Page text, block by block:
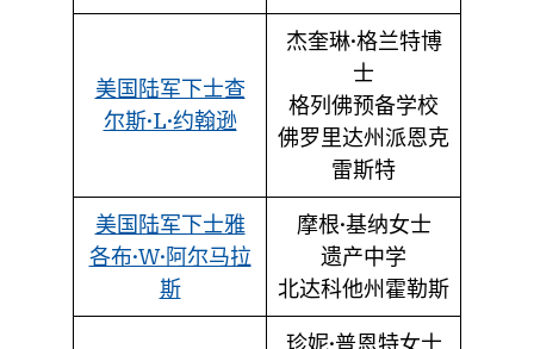
美国陆军下士查
尔斯·L·约翰逊
杰奎琳·格兰特博
士
格列佛预备学校
佛罗里达州派恩克
雷斯特
美国陆军下士雅
各布·W·阿尔马拉
斯
摩根·基纳女士
遗产中学
北达科他州霍勒斯
珍妮·普恩特女士